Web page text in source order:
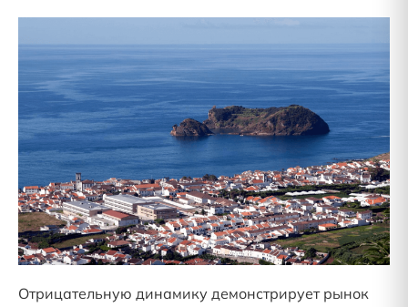
Отрицательную динамику демонстрирует рынок